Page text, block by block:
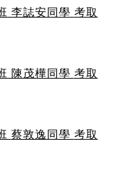
誌安同學 考取
茂樺同學 考取